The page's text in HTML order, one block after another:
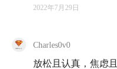
旗后，意识到家里缺乏
疾病不得不中途休学，
副业已经攒下了一笔小
2022年7月29日
Charles0v0
放松且认真，焦虑